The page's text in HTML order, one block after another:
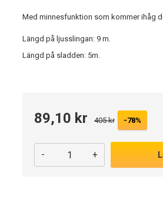
Med minnesfunktion som kommer ihåg
Längd på ljusslingan: 9 m.
Längd på sladden: 5m.
89,10 kr 405 kr -78%
- +